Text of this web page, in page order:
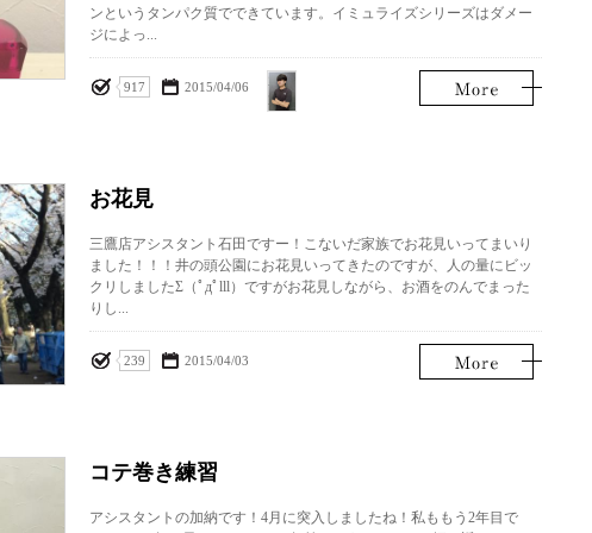
ンというタンパク質でできています。イミュライズシリーズはダメー
ジによっ...
917 2015/04/06
並木
貴典
お花見
三鷹店アシスタント石田ですー！こないだ家族でお花見いってまいり
ました！！！井の頭公園にお花見いってきたのですが、人の量にビッ
クリしましたΣ（ﾟдﾟlll）ですがお花見しながら、お酒をのんでまった
りし...
239 2015/04/03
コテ巻き練習
アシスタントの加納です！4月に突入しましたね！私ももう2年目で